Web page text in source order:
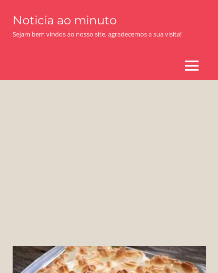
content
Noticia ao minuto
Sejam bem vindos ao nosso site, agradecemos a sua visita!
MENU